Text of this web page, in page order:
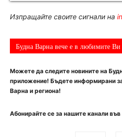
Изпращайте своите сигнали на
Будна Варна вече е в любимите
Можете да следите новините на
приложение! Бъдете информирани
Варна и региона!
Абонирайте се за нашите канали